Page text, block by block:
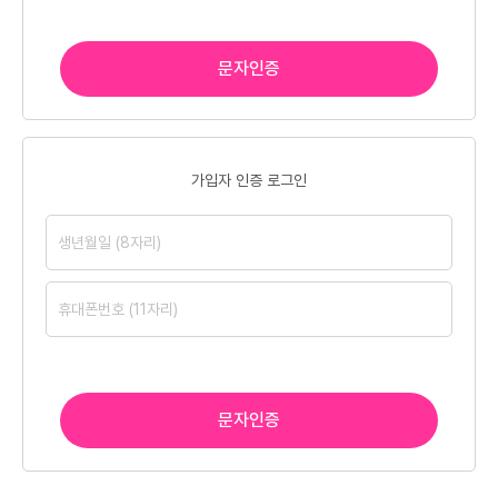
문자인증
가입자 인증 로그인
문자인증